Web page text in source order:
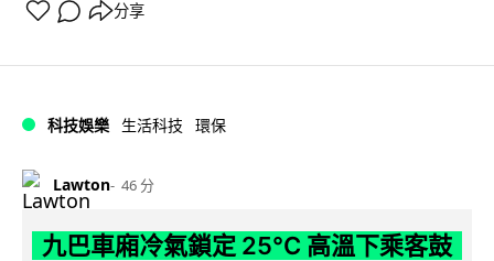
分享
科技娛樂 生活科技 環保
Lawton 46 分
九巴車廂冷氣鎖定 25°C 高溫下乘客鼓